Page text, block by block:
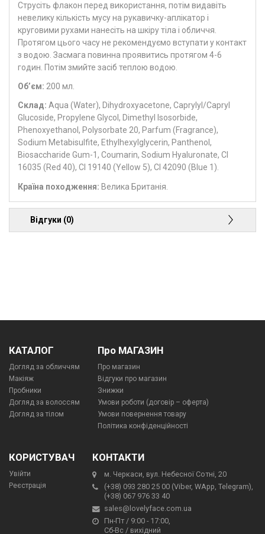
Струсіть флакон перед використання, потім видавіть
невелику кількість мусу на рукавичку-аплікатор і
круговими рухами нанесіть на шкіру тіла і обличчя.
Протягом цього часу не рекомендуємо вступати у контакт
з водою. Засмага повинна проявитись протягом 4-6
годин. Потім змийте засіб теплою водою.
Об’єм: 200 мл.
Склад: Aqua (Water), Dihydroxyacetone, Caprylyl/Capryl
Glucoside, Propylene Glycol, Dimethyl Isosorbide,
Phenoxyethanol, Polysorbate 20, Parfum (Fragrance),
Sodium Metabisulfite, Ethylhexylglycerin, Panthenol,
Biosaccharide Gum-1, Coumarin, Sodium Hyaluronate, CI
16035 (Red 40), CI 19140 (Yellow 5), CI 42090 (Blue 1).
Країна походження: Велика Британія.
Відгуки (0)
КАТАЛОГ
Догляд за обличчям
Макіяж
Пробники
Догляд за волоссям
Догляд за тілом
Про МАГАЗИН
Про магазин
Відгуки про магазин
Знижки
Умови роботи (договір – оферта)
Умови повернення товару
Політика конфіденційності
КОРИСТУВАЧ
Увійти
Реєстрація
КОНТАКТИ
м. Черкаси, вул. Небесної Сотні, 20
(+38) 093 280 25 00 (Viber, WApp, Telegram),
(+38) 067 976 33 40
sales@lovelyface.com.ua
Пн-Пт / 9:00 - 17:00,
Сб-Вс / вихідний